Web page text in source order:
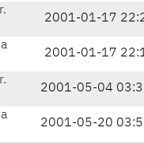
2001-01-17
2001-01-17
2001-05-04
2001-05-20